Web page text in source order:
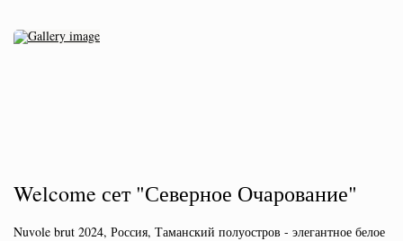
Welcome сет "Северное Очарование"
Nuvole brut 2024, Россия, Таманский полуостров - элегантное белое